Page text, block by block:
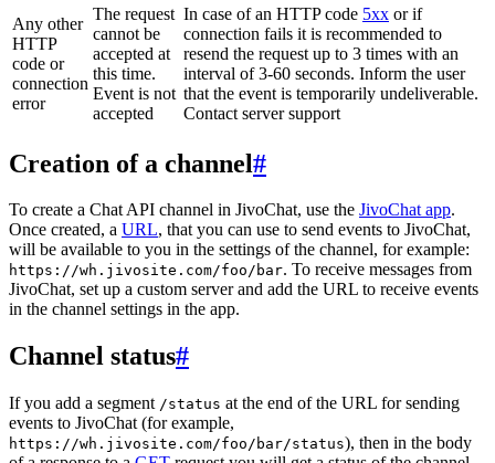
Any other
HTTP
code or
connection
error
The request
cannot be
accepted at
this time.
Event is not
accepted
In case of an HTTP code 5xx or if
connection fails it is recommended to
resend the request up to 3 times with an
interval of 3-60 seconds. Inform the user
that the event is temporarily undeliverable.
Contact server support
Creation of a channel#
To create a Chat API channel in JivoChat, use the JivoChat app.
Once created, a URL, that you can use to send events to JivoChat,
will be available to you in the settings of the channel, for example:
https://wh.jivosite.com/foo/bar. To receive messages from
JivoChat, set up a custom server and add the URL to receive events
in the channel settings in the app.
Channel status#
If you add a segment /status at the end of the URL for sending
events to JivoChat (for example,
https://wh.jivosite.com/foo/bar/status), then in the body